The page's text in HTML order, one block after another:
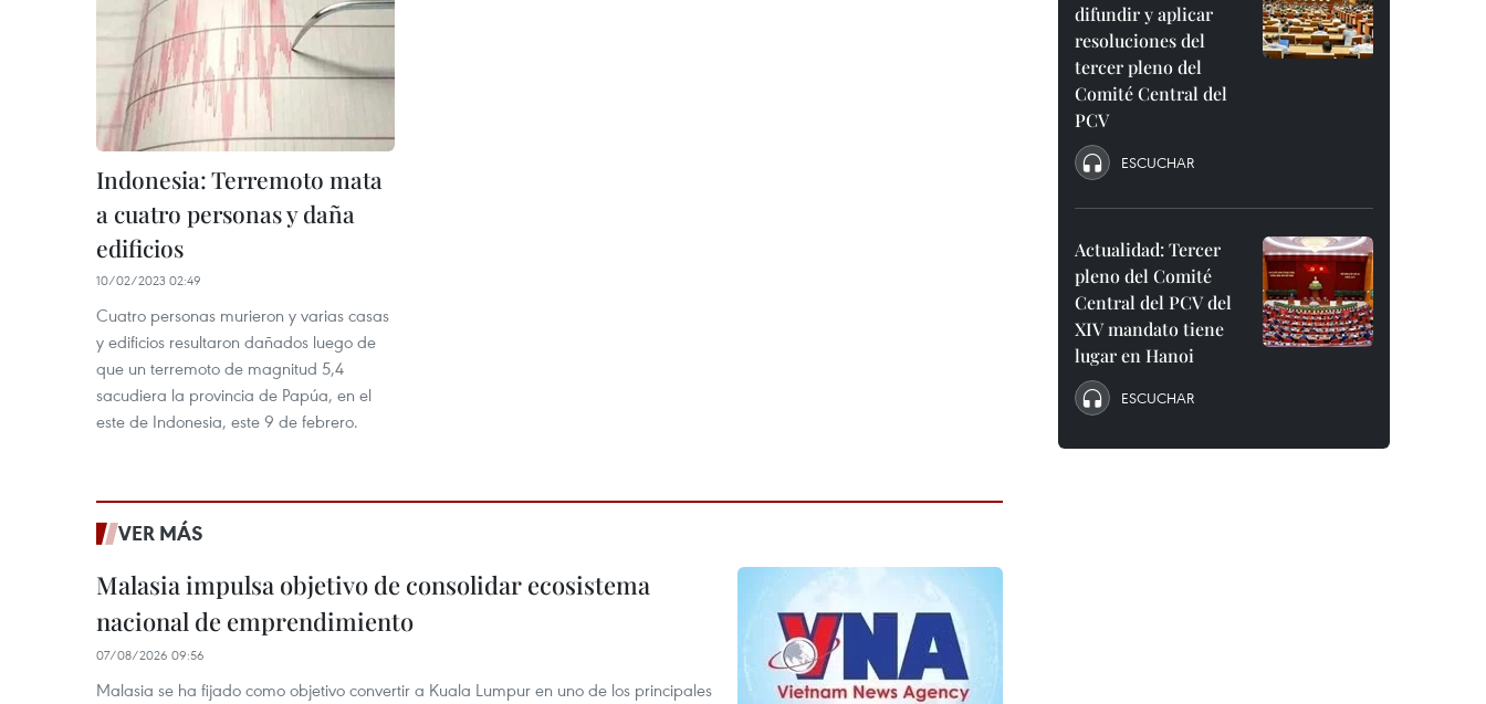
Indonesia: Terremoto mata
a cuatro personas y daña
edificios
10/02/2023 02:49
Cuatro personas murieron y varias casas
y edificios resultaron dañados luego de
que un terremoto de magnitud 5,4
sacudiera la provincia de Papúa, en el
este de Indonesia, este 9 de febrero.
VER MÁS
Malasia impulsa objetivo de consolidar ecosistema
nacional de emprendimiento
07/08/2026 09:56
Malasia se ha fijado como objetivo convertir a Kuala Lumpur en uno de los principales
difundir y aplicar
resoluciones del
tercer pleno del
Comité Central del
PCV
ESCUCHAR
Actualidad: Tercer
pleno del Comité
Central del PCV del
XIV mandato tiene
lugar en Hanoi
ESCUCHAR